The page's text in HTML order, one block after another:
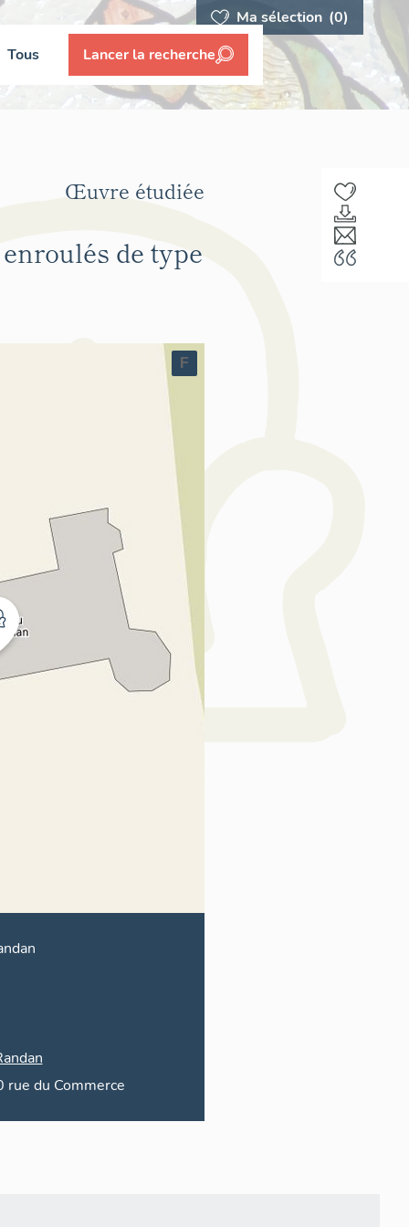
Ma sélection (0)
Tous
Lancer la recherche
de type
Œuvre étudiée
F
rue du Commerce